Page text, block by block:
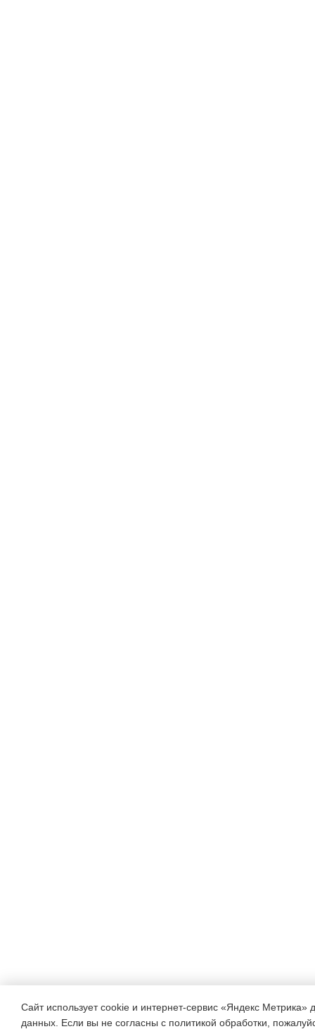
Сайт использует cookie и интернет-сервис «Яндекс Метрика»
данных. Если вы не согласны с политикой обработки,